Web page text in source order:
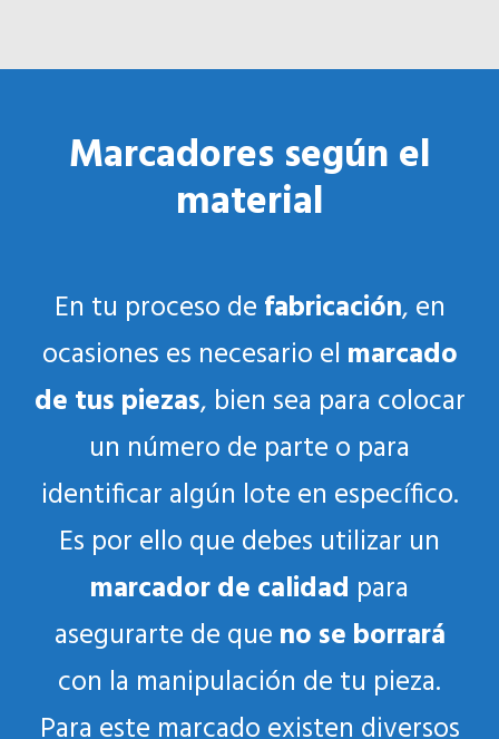
Marcadores según el
material
En tu proceso de fabricación, en
ocasiones es necesario el marcado
de tus piezas, bien sea para colocar
un número de parte o para
identificar algún lote en específico.
Es por ello que debes utilizar un
marcador de calidad para
asegurarte de que no se borrará
con la manipulación de tu pieza.
Para este marcado existen diversos